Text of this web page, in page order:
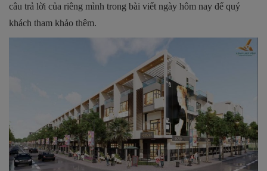
câu trả lời của riêng mình trong bài viết ngày hôm nay để quý
khách tham khảo thêm.